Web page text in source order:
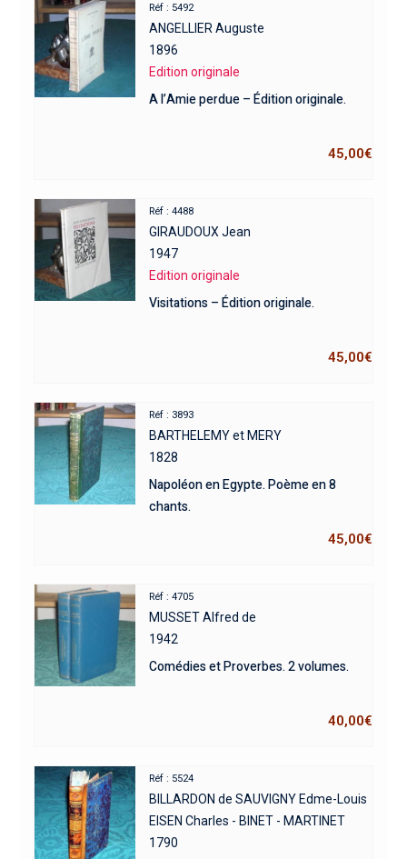
Réf : 5492
ANGELLIER Auguste
1896
Edition originale
A l’Amie perdue – Édition originale.
45,00€
Réf : 4488
GIRAUDOUX Jean
1947
Edition originale
Visitations – Édition originale.
45,00€
Réf : 3893
BARTHELEMY et MERY
1828
Napoléon en Egypte. Poème en 8
chants.
45,00€
Réf : 4705
MUSSET Alfred de
1942
Comédies et Proverbes. 2 volumes.
40,00€
Réf : 5524
BILLARDON de SAUVIGNY Edme-Louis
EISEN Charles - BINET - MARTINET
1790